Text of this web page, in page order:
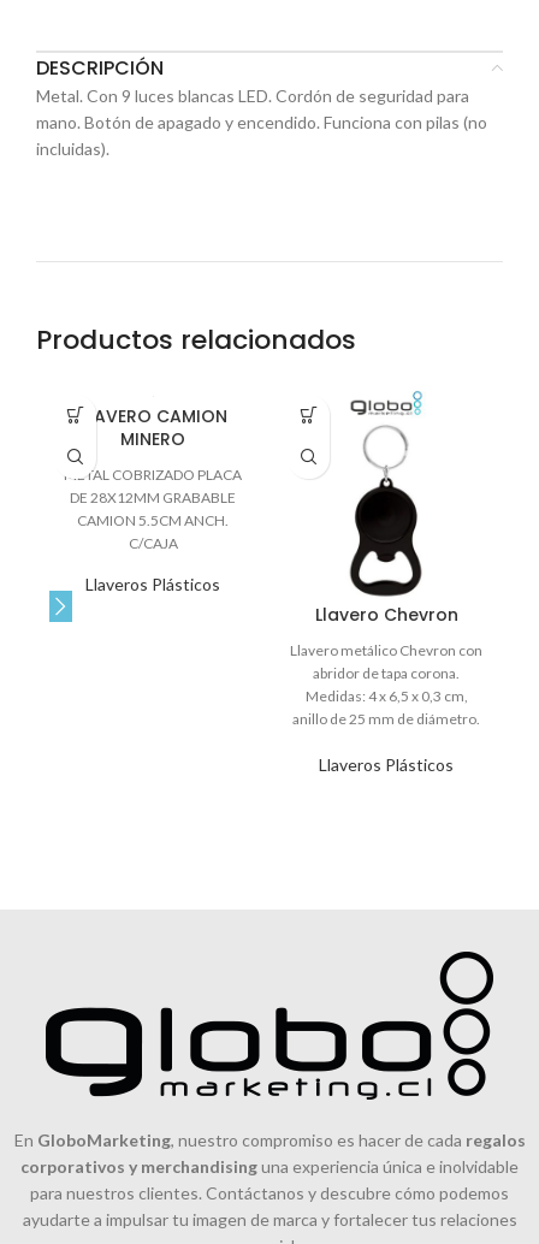
DESCRIPCIÓN
Metal. Con 9 luces blancas LED. Cordón de seguridad para
mano. Botón de apagado y encendido. Funciona con pilas (no
incluidas).
Productos relacionados
LLAVERO CAMION
MINERO
Llaveros Plásticos
METAL COBRIZADO PLACA
DE 28X12MM GRABABLE
CAMION 5.5CM ANCH.
C/CAJA
Llavero Chevron
Llaveros Plásticos
Llavero metálico Chevron con
abridor de tapa corona.
Medidas: 4 x 6,5 x 0,3 cm,
anillo de 25 mm de diámetro.
corporativos.
En GloboMarketing, nuestro compromiso es hacer de cada regalos
corporativos y merchandisinguna experiencia única e inolvidable
para nuestros clientes. Contáctanos y descubre cómo podemos
ayudarte a impulsar tu imagen de marca y fortalecer tus relaciones